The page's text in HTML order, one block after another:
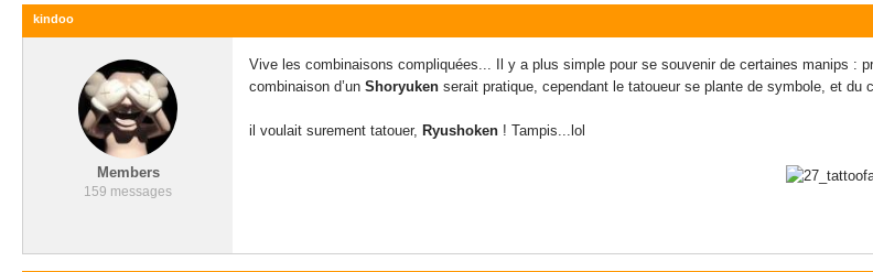
kindoo
Members
159 messages
Vive les combinaisons compliquées... Il y a plus simple pour se souvenir de certaines manips :
combinaison d’un Shoryuken serait pratique, cependant le tatoueur se plante de symbole, et
il voulait surement tatouer, Ryushoken ! Tampis...lol